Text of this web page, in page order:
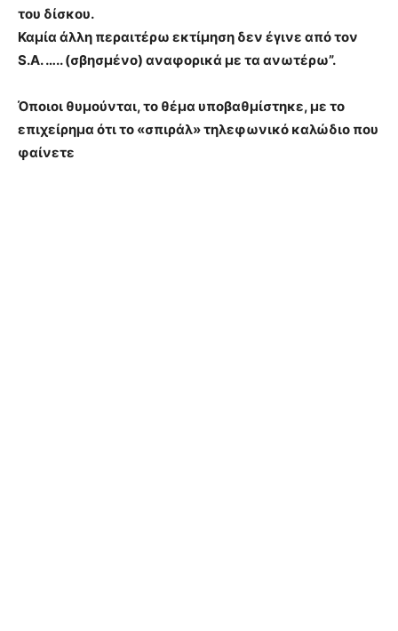
του δίσκου.
Καμία άλλη περαιτέρω εκτίμηση δεν έγινε από τον
S.A. ….. (σβησμένο) αναφορικά με τα ανωτέρω”.
Όποιοι θυμούνται, το θέμα υποβαθμίστηκε, με το
επιχείρημα ότι το «σπιράλ» τηλεφωνικό καλώδιο που
φαίνετε